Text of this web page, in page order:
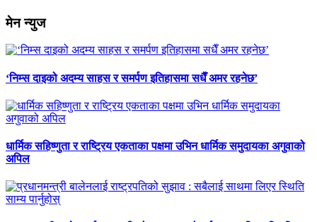
मेन न्युज
‘निम्स दाइको अदम्य साहस र समर्पण इतिहासमा सधैँ अमर रहनेछ’
धार्मिक सहिष्णुता र राष्ट्रिय एकताका पक्षमा उभिन धार्मिक समुदायका अगुवाको
अपिल